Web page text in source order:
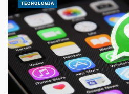
TECNOLOGIA